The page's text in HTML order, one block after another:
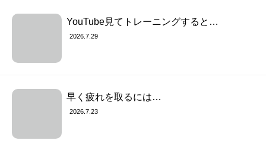
YouTube見てトレーニングすると…
2026.7.29
早く疲れを取るには…
2026.7.23